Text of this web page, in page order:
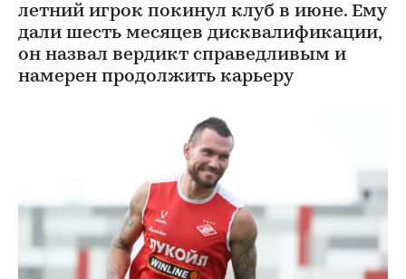
летний игрок покинул клуб в июне. Ему
дали шесть месяцев дисквалификации,
он назвал вердикт справедливым и
намерен продолжить карьеру